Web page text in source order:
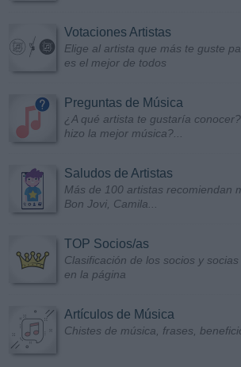
Votaciones Artistas
Elige al artista que más te guste
es el mejor de todos
Preguntas de Música
¿A qué artista te gustaría
hizo la mejor música?...
Saludos de Artistas
Más de 100 artistas recomiendan
Bon Jovi, Camila...
TOP Socios/as
Clasificación de los socios y
en la página
Artículos de Música
Chistes de música, frases,